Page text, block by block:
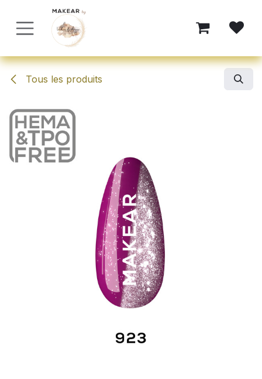
Se rendre au contenu
Tous les produits